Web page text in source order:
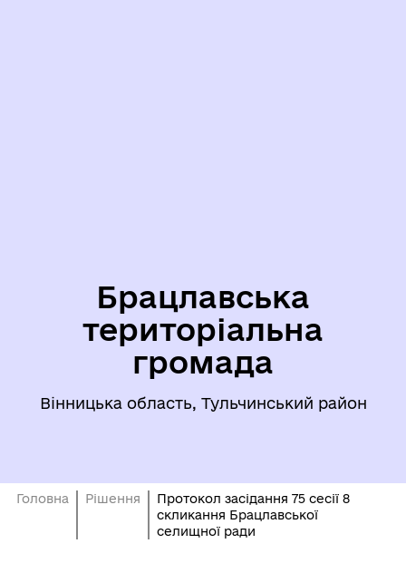
Брацлавська
територіальна
громада
Вінницька область, Тульчинський район
Головна Рішення
Протокол засідання 75 сесії 8
скликання Брацлавської
селищної ради